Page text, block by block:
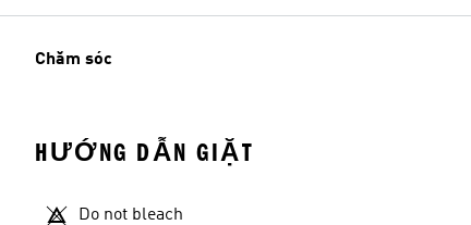
Chăm sóc
HƯỚNG DẪN GIẶT
Do not bleach